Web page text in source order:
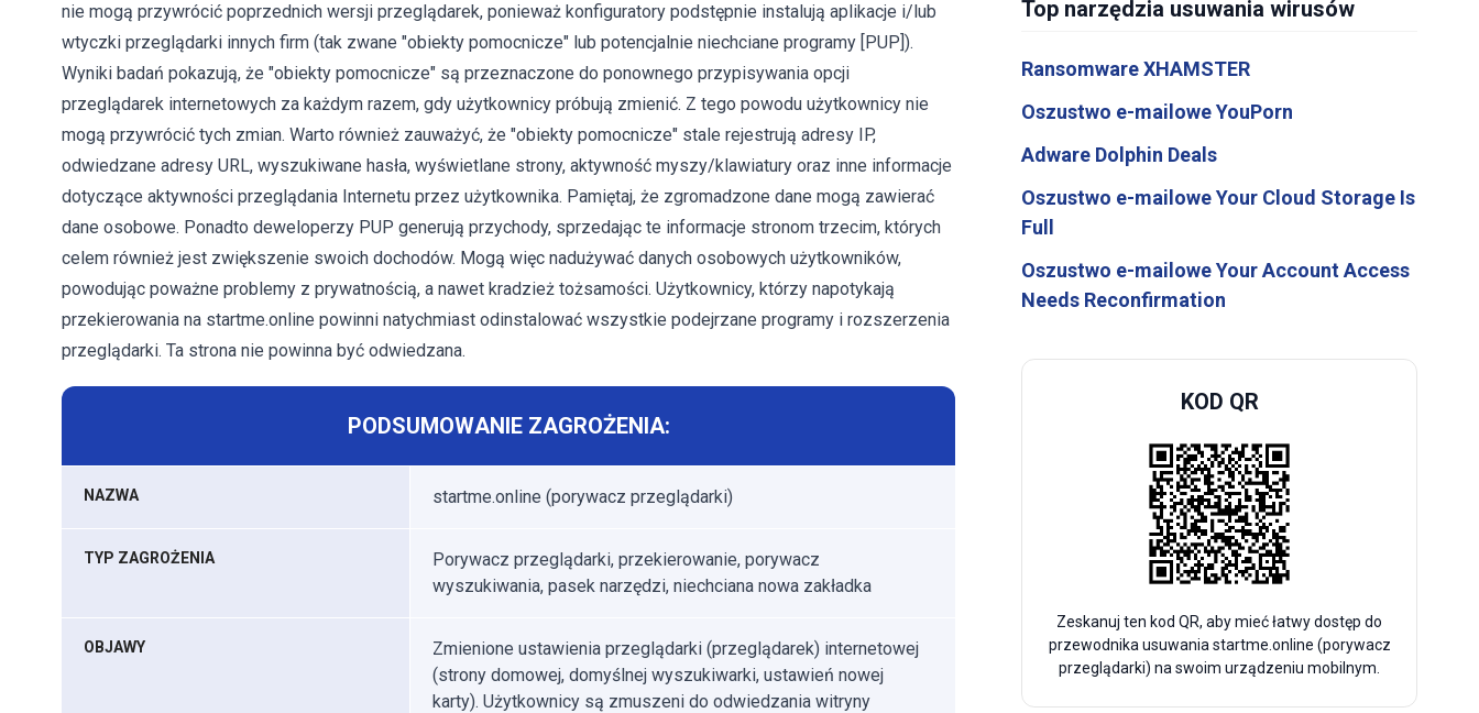
nie mogą przywrócić poprzednich wersji przeglądarek, ponieważ konfiguratory podstępnie instalują aplikacje i/lub
wtyczki przeglądarki innych firm (tak zwane "obiekty pomocnicze" lub potencjalnie niechciane programy [PUP]).
Wyniki badań pokazują, że "obiekty pomocnicze" są przeznaczone do ponownego przypisywania opcji
przeglądarek internetowych za każdym razem, gdy użytkownicy próbują zmienić. Z tego powodu użytkownicy nie
mogą przywrócić tych zmian. Warto również zauważyć, że "obiekty pomocnicze" stale rejestrują adresy IP,
odwiedzane adresy URL, wyszukiwane hasła, wyświetlane strony, aktywność myszy/klawiatury oraz inne informacje
dotyczące aktywności przeglądania Internetu przez użytkownika. Pamiętaj, że zgromadzone dane mogą zawierać
dane osobowe. Ponadto deweloperzy PUP generują przychody, sprzedając te informacje stronom trzecim, których
celem również jest zwiększenie swoich dochodów. Mogą więc nadużywać danych osobowych użytkowników,
powodując poważne problemy z prywatnością, a nawet kradzież tożsamości. Użytkownicy, którzy napotykają
przekierowania na startme.online powinni natychmiast odinstalować wszystkie podejrzane programy i rozszerzenia
przeglądarki. Ta strona nie powinna być odwiedzana.
PODSUMOWANIE ZAGROŻENIA:
NAZWA startme.online (porywacz przeglądarki)
TYP ZAGROŻENIA
Porywacz przeglądarki, przekierowanie, porywacz
wyszukiwania, pasek narzędzi, niechciana nowa zakładka
OBJAWY
Zmienione ustawienia przeglądarki (przeglądarek) internetowej
(strony domowej, domyślnej wyszukiwarki, ustawień nowej
karty). Użytkownicy są zmuszeni do odwiedzania witryny
Top narzędzia usuwania wirusów
Ransomware XHAMSTER
Oszustwo e-mailowe YouPorn
Adware Dolphin Deals
Oszustwo e-mailowe Your Cloud Storage Is
Full
Oszustwo e-mailowe Your Account Access
Needs Reconfirmation
KOD QR
Zeskanuj ten kod QR, aby mieć łatwy dostęp do
przewodnika usuwania startme.online (porywacz
przeglądarki) na swoim urządzeniu mobilnym.